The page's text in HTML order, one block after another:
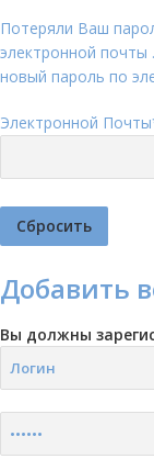
Потеряли Ваш
электронной почты
новый пароль по
Электронной Почты
Добавить
Вы должны